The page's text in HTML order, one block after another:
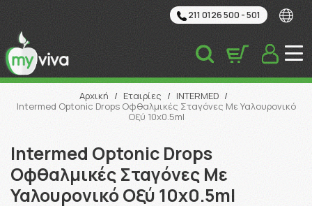
211 0126 500 - 501
Αναζήτηση
Αρχική / Εταιρίες / INTERMED /
Intermed Optonic Drops Οφθαλμικές Σταγόνες Με Υαλουρονικό
Οξύ 10x0.5ml
Intermed Optonic Drops
Οφθαλμικές Σταγόνες Με
Υαλουρονικό Οξύ 10x0.5ml